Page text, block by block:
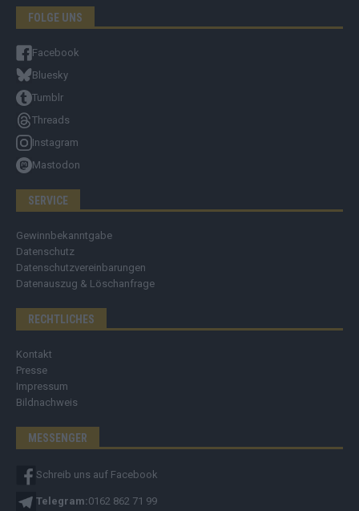
FOLGE UNS
Facebook
Bluesky
Tumblr
Threads
Instagram
Mastodon
SERVICE
Gewinnbekanntgabe
Datenschutz
Datenschutzvereinbarungen
Datenauszug & Löschanfrage
RECHTLICHES
Kontakt
Presse
Impressum
Bildnachweis
MESSENGER
Schreib uns auf Facebook
Telegram:0162 862 71 99